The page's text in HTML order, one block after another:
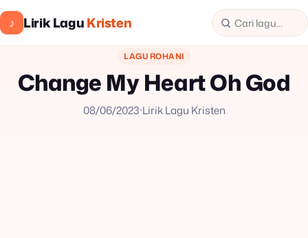
♪ Lirik LaguKristen
LAGU ROHANI
Change My Heart Oh God
08/06/2023 Lirik Lagu Kristen